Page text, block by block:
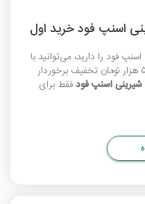
فود را دارید، می‌توانید با
از 50 هزار تومان تخفیف برخوردار
اسنپ فودفقط برای